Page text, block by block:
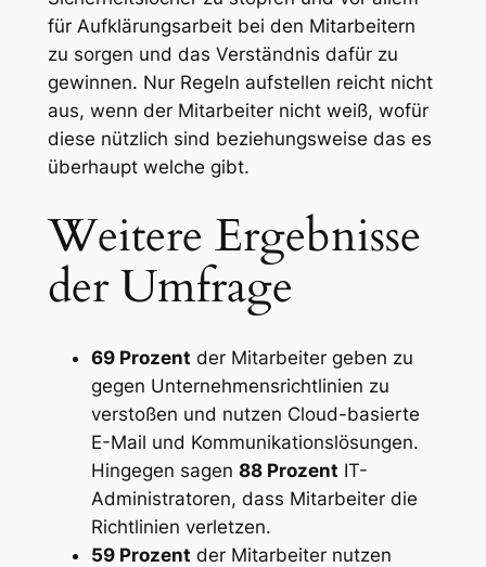
für Aufklärungsarbeit bei den Mitarbeitern
zu sorgen und das Verständnis dafür zu
gewinnen. Nur Regeln aufstellen reicht nicht
aus, wenn der Mitarbeiter nicht weiß, wofür
diese nützlich sind beziehungsweise das es
überhaupt welche gibt.
Weitere Ergebnisse
der Umfrage
69 Prozent der Mitarbeiter geben zu
gegen Unternehmensrichtlinien zu
verstoßen und nutzen Cloud-basierte
E-Mail und Kommunikationslösungen.
Hingegen sagen 88 Prozent IT-
Administratoren, dass Mitarbeiter die
Richtlinien verletzen.
59 Prozent der Mitarbeiter nutzen